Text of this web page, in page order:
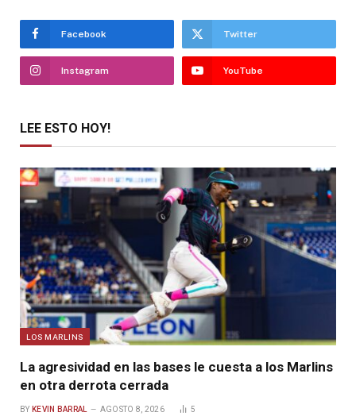
Facebook Twitter
Instagram YouTube
LEE ESTO HOY!
LOS MARLINS
La agresividad en las bases le cuesta a los Marlins
en otra derrota cerrada
BY KEVIN BARRAL AGOSTO 8, 2026 5